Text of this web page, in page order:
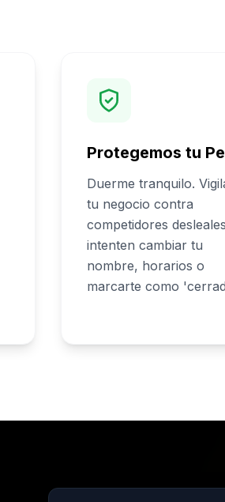
Protegemos tu
Duerme tranquilo.
tu negocio contra
competidores
intenten cambiar tu
nombre, horarios o
marcarte como